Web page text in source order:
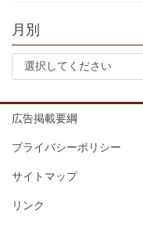
月別
広告掲載要綱
プライバシーポリシー
サイトマップ
リンク